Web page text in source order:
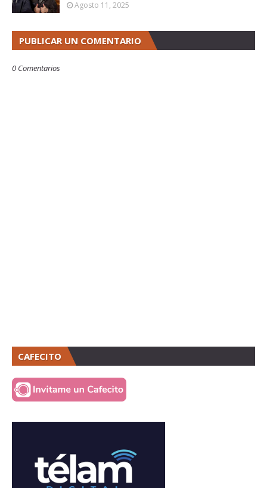
Agosto 11, 2025
PUBLICAR UN COMENTARIO
0 Comentarios
CAFECITO